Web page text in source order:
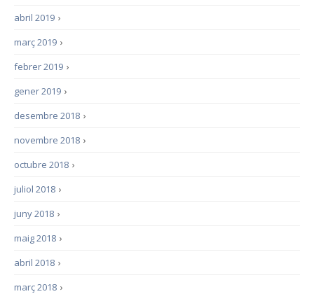
›
abril 2019
›
març 2019
›
febrer 2019
›
gener 2019
›
desembre 2018
›
novembre 2018
›
octubre 2018
›
juliol 2018
›
juny 2018
›
maig 2018
›
abril 2018
›
març 2018